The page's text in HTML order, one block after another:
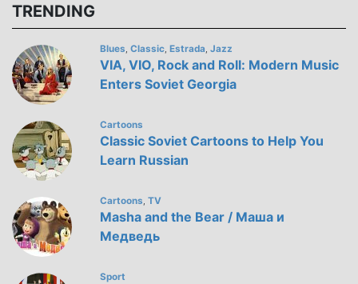
TRENDING
Blues Classic, Estrada Jazz
VIA, VIO, Rock and Roll: Modern Music
Enters Soviet Georgia
Cartoons
Classic Soviet Cartoons to Help You
Learn Russian
Cartoons TV
Masha and the Bear / Маша и
Медведь
Sport